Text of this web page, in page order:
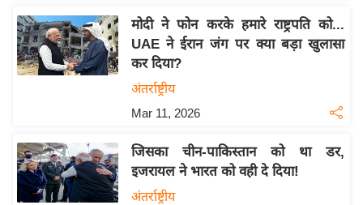
ष
ज्ञ
रा
य
ट
खे
ल
मोदी ने फोन करके हमारे राष्ट्रपति को...
UAE ने ईरान जंग पर क्या बड़ा खुलासा
कर दिया?
अंतर्राष्ट्रीय
Mar 11, 2026
जिसका चीन-पाकिस्तान को था डर,
इजरायल ने भारत को वही दे दिया!
अंतर्राष्ट्रीय